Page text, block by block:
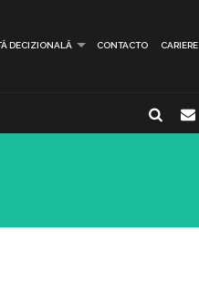
DECIZIONALĂ CONTACTO CARIERE